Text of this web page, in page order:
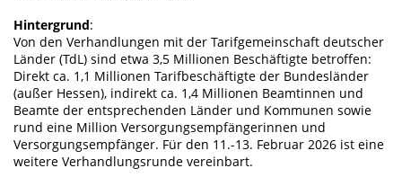
Hintergrund:
Von den Verhandlungen mit der Tarifgemeinschaft deutscher
Länder (TdL) sind etwa 3,5 Millionen Beschäftigte betroffen:
Direkt ca. 1,1 Millionen Tarifbeschäftigte der Bundesländer
(außer Hessen), indirekt ca. 1,4 Millionen Beamtinnen und
Beamte der entsprechenden Länder und Kommunen sowie
rund eine Million Versorgungsempfängerinnen und
Versorgungsempfänger. Für den 11.-13. Februar 2026 ist eine
weitere Verhandlungsrunde vereinbart.